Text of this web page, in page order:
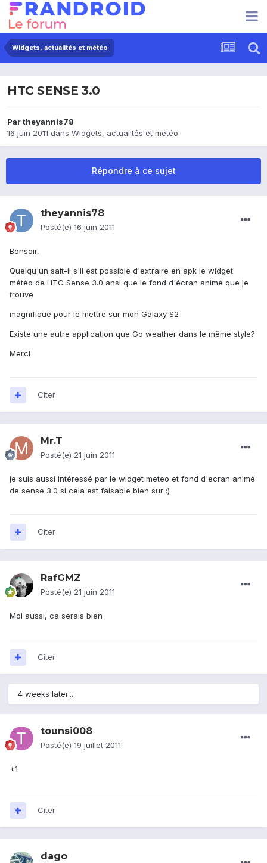
Widgets, actualités et météo
HTC SENSE 3.0
Partheyannis78
16 juin 2011 dans Widgets, actualités et météo
Répondre à ce sujet
theyannis78
Posté(e) 16 juin 2011
Bonsoir,
Quelqu'un sait-il s'il est possible d'extraire en apk le widget
météo de HTC Sense 3.0 ansi que le fond d'écran animé que je
trouve
magnifique pour le mettre sur mon Galaxy S2
Existe une autre application que Go weather dans le même style?
Merci
Citer
Mr.T
Posté(e) 21 juin 2011
je suis aussi intéressé par le widget meteo et fond d'ecran animé
de sense 3.0 si cela est faisable bien sur :)
Citer
RafGMZ
Posté(e) 21 juin 2011
Moi aussi, ca serais bien
Citer
4 weeks later...
tounsi008
Posté(e) 19 juillet 2011
+1
Citer
dago